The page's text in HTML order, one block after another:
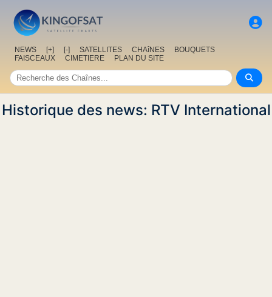
NEWS [+] [-] SATELLITES CHAîNES
BOUQUETS
FAISCEAUX
CIMETIERE PLAN DU SITE
Historique des news: RTV International